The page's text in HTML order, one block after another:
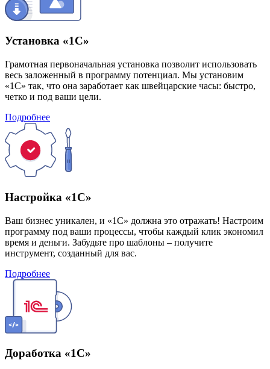
Установка «1С»
Грамотная первоначальная установка позволит использовать
весь заложенный в программу потенциал. Мы установим
«1С» так, что она заработает как швейцарские часы: быстро,
четко и под ваши цели.
Подробнее
Настройка «1С»
Ваш бизнес уникален, и «1С» должна это отражать! Настроим
программу под ваши процессы, чтобы каждый клик экономил
время и деньги. Забудьте про шаблоны – получите
инструмент, созданный для вас.
Подробнее
Доработка «1С»